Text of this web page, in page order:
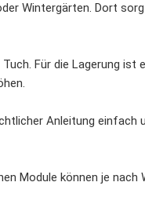
Wintergärten. Dort
Für die Lagerung ist
Anleitung einfach
Module können je nach